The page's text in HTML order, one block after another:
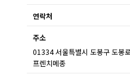
연락처
주소
01334 서울특별시 도봉구 도봉
프렌치메종